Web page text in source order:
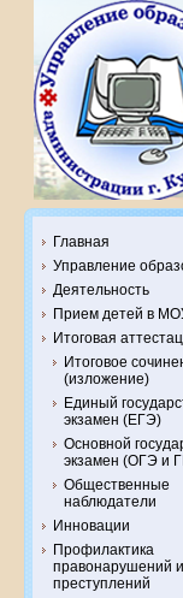
Главная
Управление
Деятельность
Прием детей в
Итоговая
Итоговое
(изложение)
Единый
экзамен (ЕГЭ)
Основной
экзамен (ОГЭ и
Общественные
наблюдатели
Инновации
Профилактика
правонарушений и
преступлений